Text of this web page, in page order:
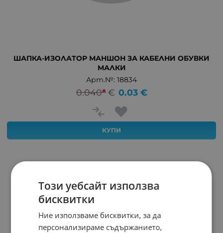
ШАПКА-ИЗОЛАТОР МАНШОН ЗА КАБЕЛНИ ОБУВКИ
МАЛКИ
Арт.№: 18834
0.040* € 0.03 €
КУПИ
Този уебсайт използва
бисквитки
Ние използваме бисквитки, за да
персонализираме съдържанието,